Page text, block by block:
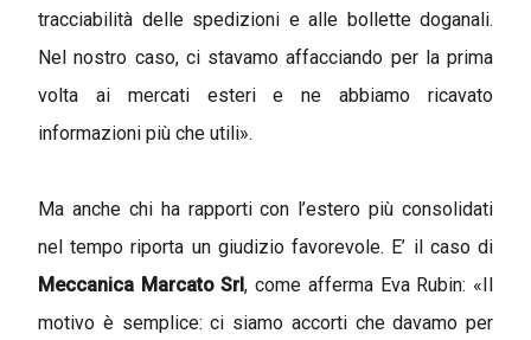
tracciabilità delle spedizioni e alle bollette doganali.
Nel nostro caso, ci stavamo affacciando per la prima
volta ai mercati esteri e ne abbiamo ricavato
informazioni più che utili».
Ma anche chi ha rapporti con l’estero più consolidati
nel tempo riporta un giudizio favorevole. E’ il caso di
Meccanica Marcato Srl, come afferma Eva Rubin: «Il
motivo è semplice: ci siamo accorti che davamo per